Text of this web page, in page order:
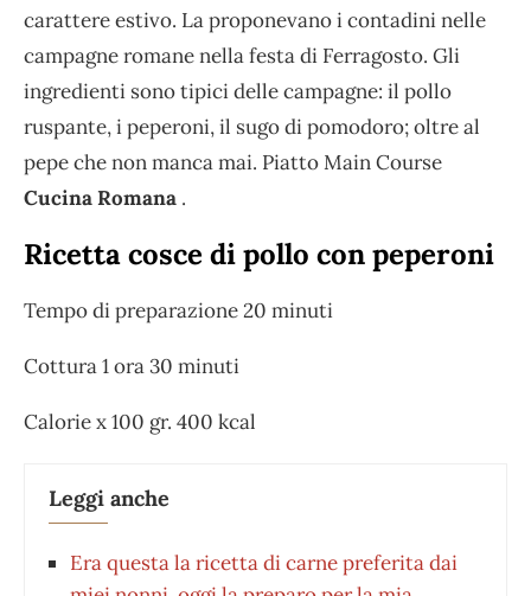
carattere estivo. La proponevano i contadini nelle
campagne romane nella festa di Ferragosto. Gli
ingredienti sono tipici delle campagne: il pollo
ruspante, i peperoni, il sugo di pomodoro; oltre al
pepe che non manca mai. Piatto Main Course
Cucina Romana .
Ricetta cosce di pollo con peperoni
Tempo di preparazione 20 minuti
Cottura 1 ora 30 minuti
Calorie x 100 gr. 400 kcal
Leggi anche
Era questa la ricetta di carne preferita dai